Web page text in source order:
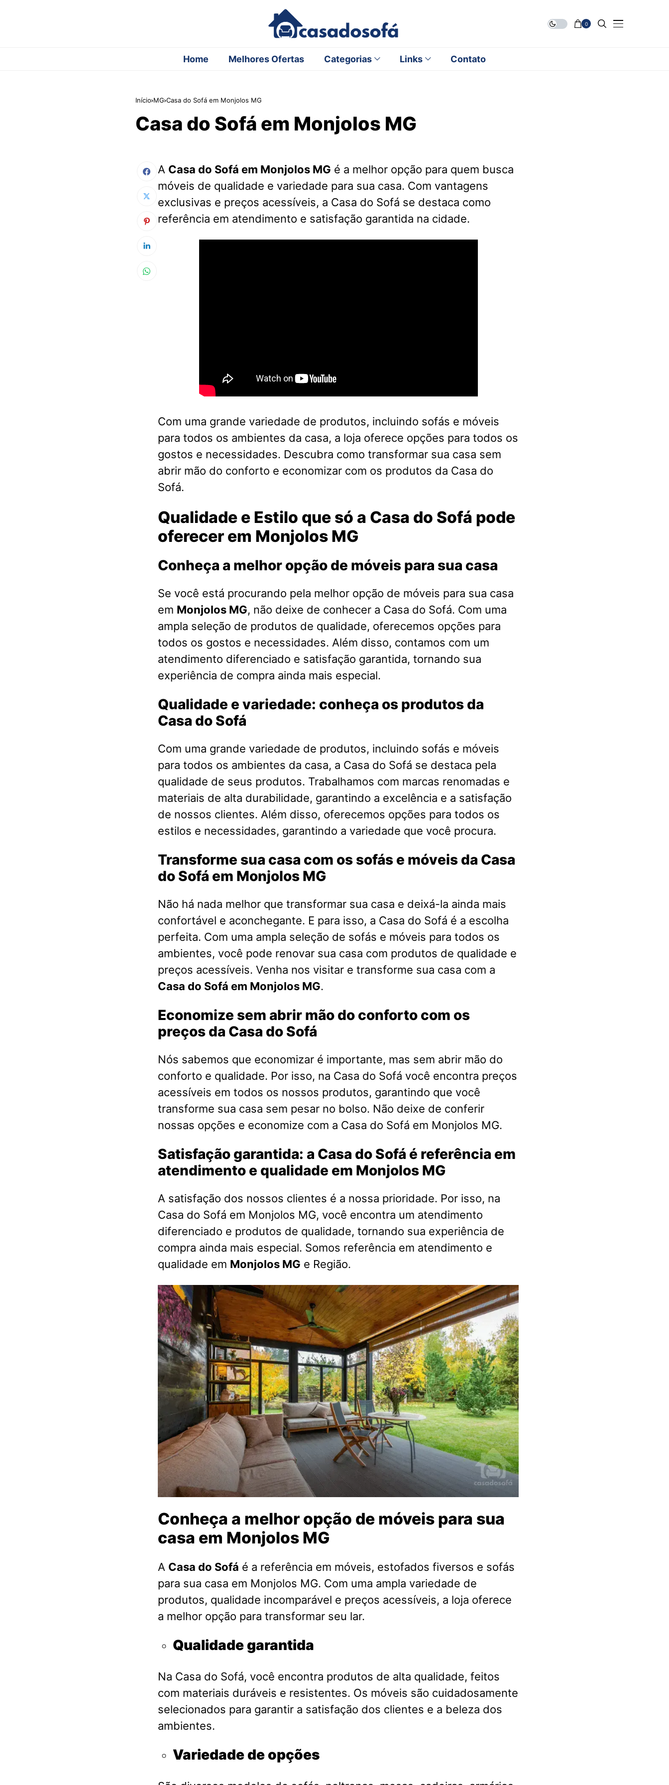
0
Home Melhores Ofertas Categorias Links Contato
Início MG Casa do Sofá em Monjolos MG
Casa do Sofá em Monjolos MG
A Casa do Sofá em Monjolos MG é a melhor opção para quem busca
móveis de qualidade e variedade para sua casa. Com vantagens
exclusivas e preços acessíveis, a Casa do Sofá se destaca como
referência em atendimento e satisfação garantida na cidade.
Com uma grande variedade de produtos, incluindo sofás e móveis
para todos os ambientes da casa, a loja oferece opções para todos os
gostos e necessidades. Descubra como transformar sua casa sem
abrir mão do conforto e economizar com os produtos da Casa do
Sofá.
Qualidade e Estilo que só a Casa do Sofá pode
oferecer em Monjolos MG
Conheça a melhor opção de móveis para sua casa
Se você está procurando pela melhor opção de móveis para sua casa
em Monjolos MG, não deixe de conhecer a Casa do Sofá. Com uma
ampla seleção de produtos de qualidade, oferecemos opções para
todos os gostos e necessidades. Além disso, contamos com um
atendimento diferenciado e satisfação garantida, tornando sua
experiência de compra ainda mais especial.
Qualidade e variedade: conheça os produtos da
Casa do Sofá
Com uma grande variedade de produtos, incluindo sofás e móveis
para todos os ambientes da casa, a Casa do Sofá se destaca pela
qualidade de seus produtos. Trabalhamos com marcas renomadas e
materiais de alta durabilidade, garantindo a excelência e a satisfação
de nossos clientes. Além disso, oferecemos opções para todos os
estilos e necessidades, garantindo a variedade que você procura.
Transforme sua casa com os sofás e móveis da Casa
do Sofá em Monjolos MG
Não há nada melhor que transformar sua casa e deixá-la ainda mais
confortável e aconchegante. E para isso, a Casa do Sofá é a escolha
perfeita. Com uma ampla seleção de sofás e móveis para todos os
ambientes, você pode renovar sua casa com produtos de qualidade e
preços acessíveis. Venha nos visitar e transforme sua casa com a
Casa do Sofá em Monjolos MG.
Economize sem abrir mão do conforto com os
preços da Casa do Sofá
Nós sabemos que economizar é importante, mas sem abrir mão do
conforto e qualidade. Por isso, na Casa do Sofá você encontra preços
acessíveis em todos os nossos produtos, garantindo que você
transforme sua casa sem pesar no bolso. Não deixe de conferir
nossas opções e economize com a Casa do Sofá em Monjolos MG.
Satisfação garantida: a Casa do Sofá é referência em
atendimento e qualidade em Monjolos MG
A satisfação dos nossos clientes é a nossa prioridade. Por isso, na
Casa do Sofá em Monjolos MG, você encontra um atendimento
diferenciado e produtos de qualidade, tornando sua experiência de
compra ainda mais especial. Somos referência em atendimento e
qualidade em Monjolos MG e Região.
Conheça a melhor opção de móveis para sua
casa em Monjolos MG
A Casa do Sofá é a referência em móveis, estofados fiversos e sofás
para sua casa em Monjolos MG. Com uma ampla variedade de
produtos, qualidade incomparável e preços acessíveis, a loja oferece
a melhor opção para transformar seu lar.
Qualidade garantida
Na Casa do Sofá, você encontra produtos de alta qualidade, feitos
com materiais duráveis e resistentes. Os móveis são cuidadosamente
selecionados para garantir a satisfação dos clientes e a beleza dos
ambientes.
Variedade de opções